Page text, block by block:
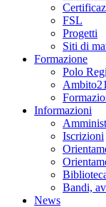
FSL
Progetti
Siti di
Formazione
Polo
Ambito21
Informazioni
Iscrizioni
Bandi,
News